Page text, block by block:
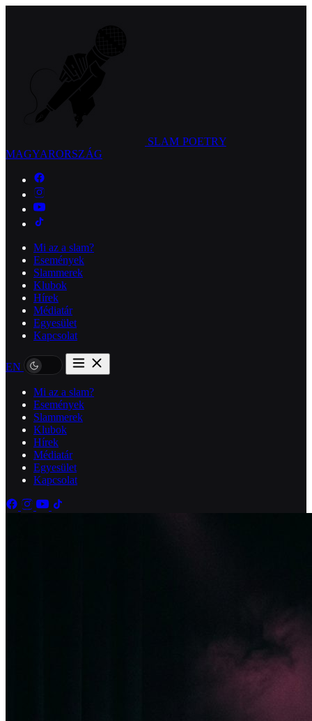
SLAM POETRY
MAGYARORSZÁG
Mi az a slam?
Események
Slammerek
Klubok
Hírek
Médiatár
Egyesület
Kapcsolat
EN
Mi az a slam?
Események
Slammerek
Klubok
Hírek
Médiatár
Egyesület
Kapcsolat